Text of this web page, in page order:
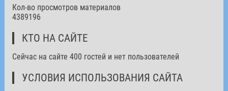
Кол-во просмотров материалов
4389196
КТО НА САЙТЕ
Сейчас на сайте 400 гостей и нет пользователей
УСЛОВИЯ ИСПОЛЬЗОВАНИЯ САЙТА